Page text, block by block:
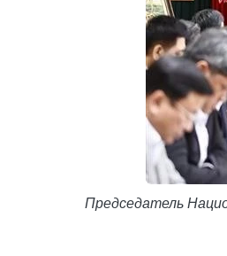
Председатель